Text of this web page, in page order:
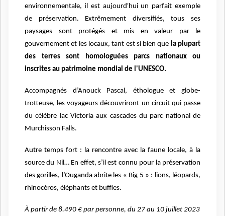
environnementale, il est aujourd'hui un parfait exemple
de préservation. Extrêmement diversifiés, tous ses
paysages sont protégés et mis en valeur par le
gouvernement et les locaux, tant est si bien que la plupart
des terres sont homologuées parcs nationaux ou
inscrites au patrimoine mondial de l'UNESCO.
Accompagnés d’Anouck Pascal, éthologue et globe-
trotteuse, les voyageurs découvriront un circuit qui passe
du célèbre lac Victoria aux cascades du parc national de
Murchisson Falls.
Autre temps fort : la rencontre avec la faune locale, à la
source du Nil… En effet, s’il est connu pour la préservation
des gorilles, l’Ouganda abrite les « Big 5 » : lions, léopards,
rhinocéros, éléphants et buffles.
À partir de 8.490 € par personne, du 27 au 10 juillet 2023